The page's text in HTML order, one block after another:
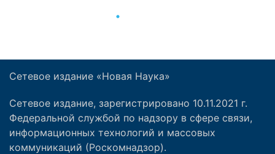
Сетевое издание «Новая Наука»
Сетевое издание, зарегистрировано 10.11.2021 г.
Федеральной службой по надзору в сфере связи,
информационных технологий и массовых
коммуникаций (Роскомнадзор).